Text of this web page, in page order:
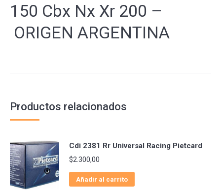
150 Cbx Nx Xr 200 –
ORIGEN ARGENTINA
Productos relacionados
Cdi 2381 Rr Universal Racing Pietcard
$2.300,00
Añadir al carrito